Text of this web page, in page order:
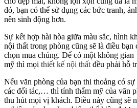
đó, bạn có thể sử dụng các bức tranh,
nên sinh động hơn.
Sự kết hợp hài hòa giữa màu sắc, hình
nội thất trong phòng cũng sẽ là điều
chọn mua chúng. Để có một không
mỹ thì mọi thiết kế nội thấtđều phải hỗ
Nếu văn phòng của bạn thi thoảng có
các đối tác,… thì tính thẩm mỹ của văn
thu hút mọi vị khách. Điều này cũng sẽ